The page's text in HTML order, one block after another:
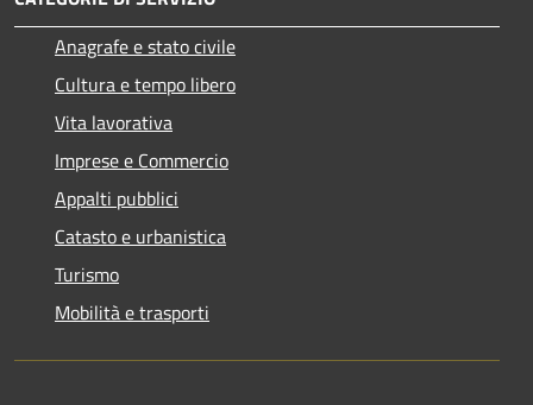
Anagrafe e stato civile
Cultura e tempo libero
Vita lavorativa
Imprese e Commercio
Appalti pubblici
Catasto e urbanistica
Turismo
Mobilità e trasporti